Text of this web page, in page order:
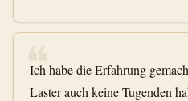
❝
Ich habe die Erfahrung
Laster auch keine Tugenden